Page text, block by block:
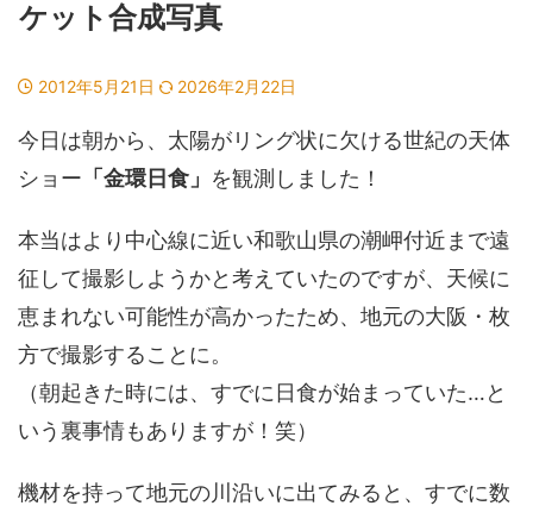
ケット合成写真
2012年5月21日 2026年2月22日
今日は朝から、太陽がリング状に欠ける世紀の天体
ショー 「金環日食」 を観測しました！
本当はより中心線に近い和歌山県の潮岬付近まで遠
征して撮影しようかと考えていたのですが、天候に
恵まれない可能性が高かったため、地元の大阪・枚
方で撮影することに。
（朝起きた時には、すでに日食が始まっていた…と
いう裏事情もありますが！笑）
機材を持って地元の川沿いに出てみると、すでに数